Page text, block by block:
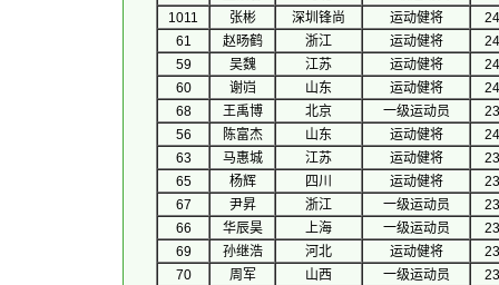
1011
张彬 深圳锋尚 运动健将
61
赵旸鹤 浙江 运动健将
59
吴魏 江苏 运动健将
60
谢岿 山东 运动健将
68
王禹博 北京 一级运动员
56
陈富杰 山东 运动健将
63
马惠城 江苏 运动健将
65
杨辉 四川 运动健将
67
尹昇 浙江 一级运动员
66
华辰昊 上海 一级运动员
69
孙继浩 河北 运动健将
70
周军 山西 一级运动员